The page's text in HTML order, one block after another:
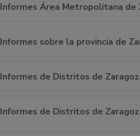
Informes Área Metropolitana de
Informes sobre la provincia de
Informes de Distritos de
Informes de Distritos de